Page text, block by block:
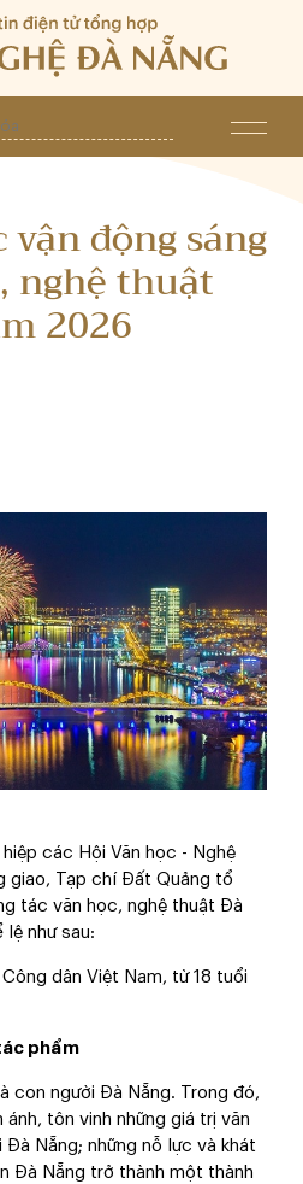
vận động sáng
nghệ thuật
2026
các Hội Văn học - Nghệ
giao, Tạp chí Đất Quảng tổ
tác văn học, nghệ thuật Đà
lệ như sau:
Công dân Việt Nam, từ 18 tuổi
phẩm
con người Đà Nẵng. Trong đó,
ánh, tôn vinh những giá trị văn
Đà Nẵng; những nỗ lực và khát
Đà Nẵng trở thành một thành